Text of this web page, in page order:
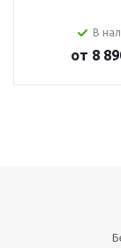
В
от 8